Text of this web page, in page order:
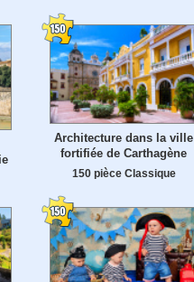
Architecture dans la ville
fortifiée de Carthagène
150 pièce Classique